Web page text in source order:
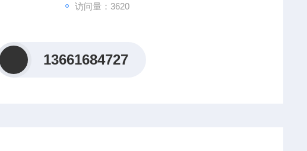
访问量：3620
13661684727